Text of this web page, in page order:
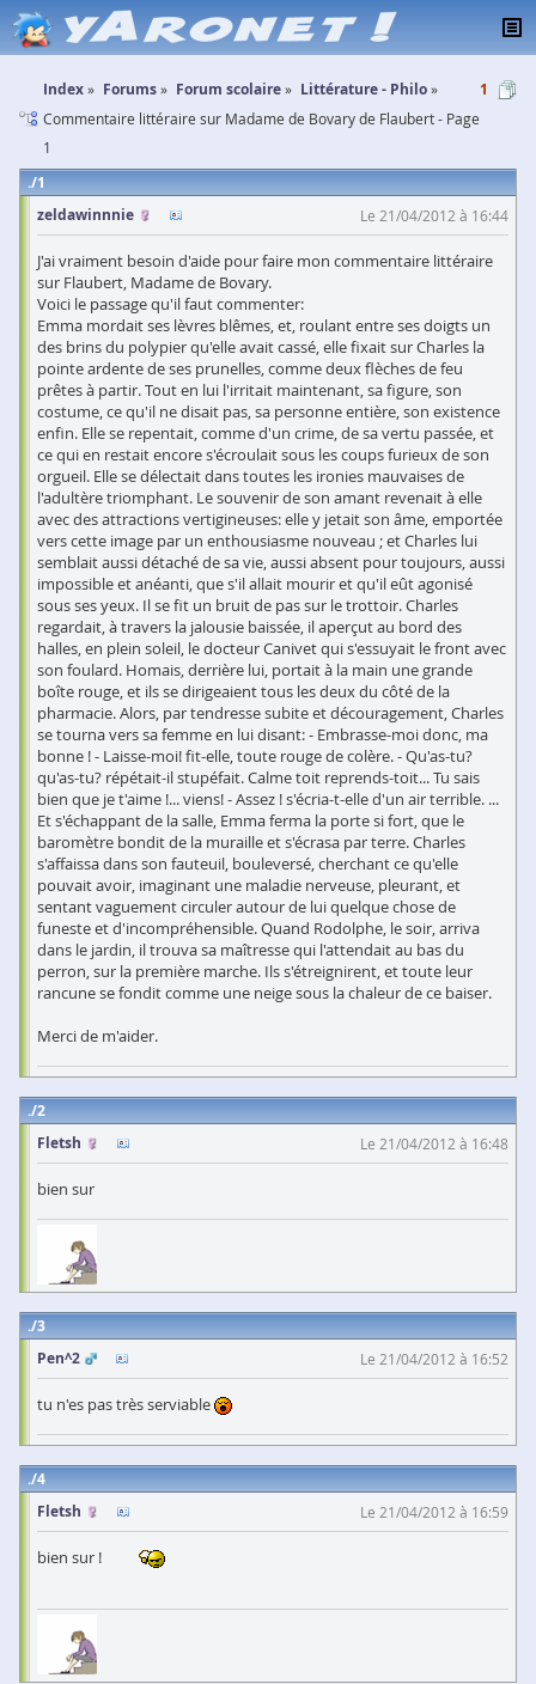
Index Forums Forum scolaire Littérature - Philo
Commentaire littéraire sur Madame de Bovary de Flaubert - Page
1
1
1
zeldawinnnie
Le 21/04/2012 à 16:44
J'ai vraiment besoin d'aide pour faire mon commentaire littéraire
sur Flaubert, Madame de Bovary.
Voici le passage qu'il faut commenter:
Emma mordait ses lèvres blêmes, et, roulant entre ses doigts un
des brins du polypier qu'elle avait cassé, elle fixait sur Charles la
pointe ardente de ses prunelles, comme deux flèches de feu
prêtes à partir. Tout en lui l'irritait maintenant, sa figure, son
costume, ce qu'il ne disait pas, sa personne entière, son existence
enfin. Elle se repentait, comme d'un crime, de sa vertu passée, et
ce qui en restait encore s'écroulait sous les coups furieux de son
orgueil. Elle se délectait dans toutes les ironies mauvaises de
l'adultère triomphant. Le souvenir de son amant revenait à elle
avec des attractions vertigineuses: elle y jetait son âme, emportée
vers cette image par un enthousiasme nouveau ; et Charles lui
semblait aussi détaché de sa vie, aussi absent pour toujours, aussi
impossible et anéanti, que s'il allait mourir et qu'il eût agonisé
sous ses yeux. Il se fit un bruit de pas sur le trottoir. Charles
regardait, à travers la jalousie baissée, il aperçut au bord des
halles, en plein soleil, le docteur Canivet qui s'essuyait le front avec
son foulard. Homais, derrière lui, portait à la main une grande
boîte rouge, et ils se dirigeaient tous les deux du côté de la
pharmacie. Alors, par tendresse subite et découragement, Charles
se tourna vers sa femme en lui disant: - Embrasse-moi donc, ma
bonne ! - Laisse-moi! fit-elle, toute rouge de colère. - Qu'as-tu?
qu'as-tu? répétait-il stupéfait. Calme toit reprends-toit... Tu sais
bien que je t'aime !... viens! - Assez ! s'écria-t-elle d'un air terrible. ...
Et s'échappant de la salle, Emma ferma la porte si fort, que le
baromètre bondit de la muraille et s'écrasa par terre. Charles
s'affaissa dans son fauteuil, bouleversé, cherchant ce qu'elle
pouvait avoir, imaginant une maladie nerveuse, pleurant, et
sentant vaguement circuler autour de lui quelque chose de
funeste et d'incompréhensible. Quand Rodolphe, le soir, arriva
dans le jardin, il trouva sa maîtresse qui l'attendait au bas du
perron, sur la première marche. Ils s'étreignirent, et toute leur
rancune se fondit comme une neige sous la chaleur de ce baiser.
Merci de m'aider.
2
Fletsh
Le 21/04/2012 à 16:48
bien sur
3
Pen^2
Le 21/04/2012 à 16:52
tu n'es pas très serviable
4
Fletsh
Le 21/04/2012 à 16:59
bien sur !